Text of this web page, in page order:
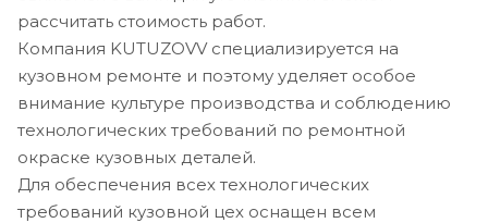
рассчитать стоимость работ.
Компания KUTUZOVV специализируется на
кузовном ремонте и поэтому уделяет особое
внимание культуре производства и соблюдению
технологических требований по ремонтной
окраске кузовных деталей.
Для обеспечения всех технологических
требований кузовной цех оснащен всем